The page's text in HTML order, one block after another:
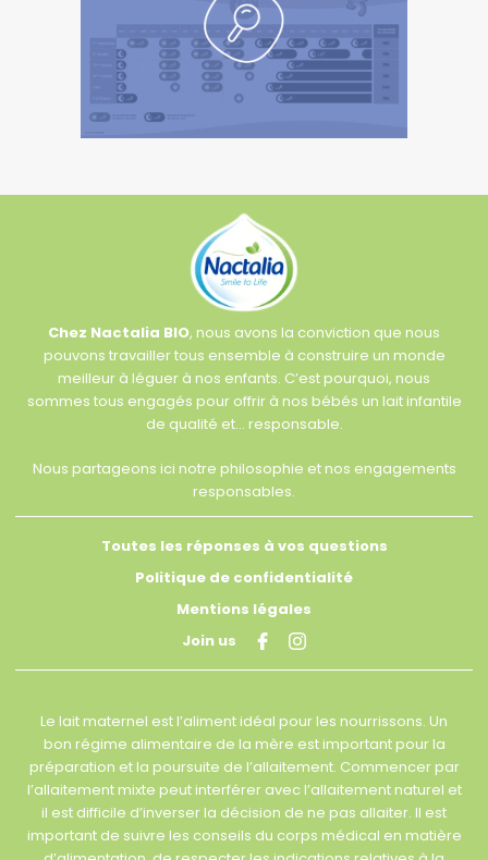
Chez Nactalia BIO, nous avons la conviction que nous
pouvons travailler tous ensemble à construire un monde
meilleur à léguer à nos enfants. C’est pourquoi, nous
sommes tous engagés pour offrir à nos bébés un lait infantile
de qualité et… responsable.
Nous partageons ici notre philosophie et nos engagements
responsables.
Toutes les réponses à vos questions
Politique de confidentialité
Mentions légales
Join us
Le lait maternel est l’aliment idéal pour les nourrissons. Un
bon régime alimentaire de la mère est important pour la
préparation et la poursuite de l’allaitement. Commencer par
l’allaitement mixte peut interférer avec l’allaitement naturel et
il est difficile d’inverser la décision de ne pas allaiter. Il est
important de suivre les conseils du corps médical en matière